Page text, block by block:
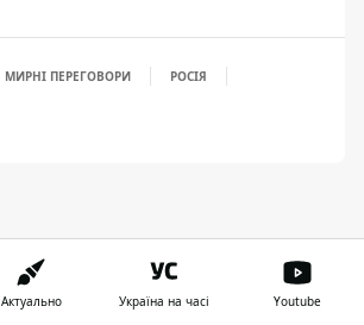
МИРНІ ПЕРЕГОВОРИ
РОСІЯ
Актуально Україна на часі Youtube